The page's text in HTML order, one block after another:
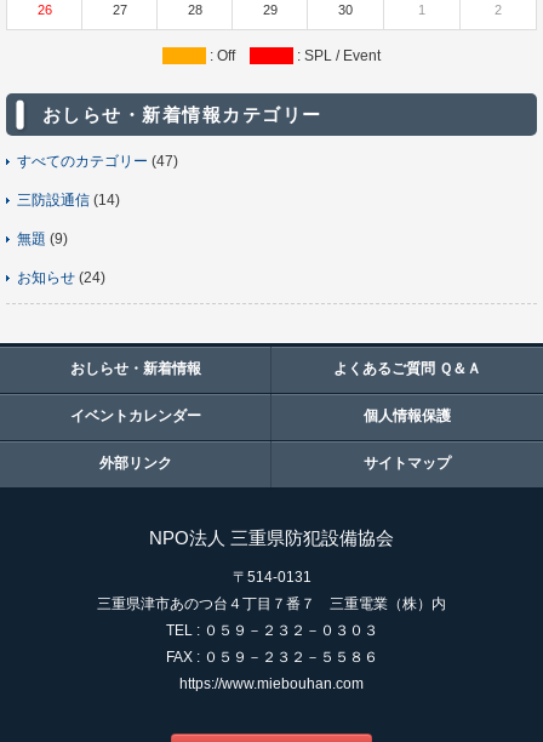
26 27 28 29 30 1 2
: Off : SPL / Event
おしらせ・新着情報カテゴリー
すべてのカテゴリー (47)
三防設通信 (14)
無題 (9)
お知らせ (24)
おしらせ・新着情報 よくあるご質問 Ｑ＆Ａ
イベントカレンダー 個人情報保護
外部リンク サイトマップ
NPO法人 三重県防犯設備協会
〒514-0131
三重県津市あのつ台４丁目７番７ 三重電業（株）内
TEL : ０５９－２３２－０３０３
FAX : ０５９－２３２－５５８６
https://www.miebouhan.com